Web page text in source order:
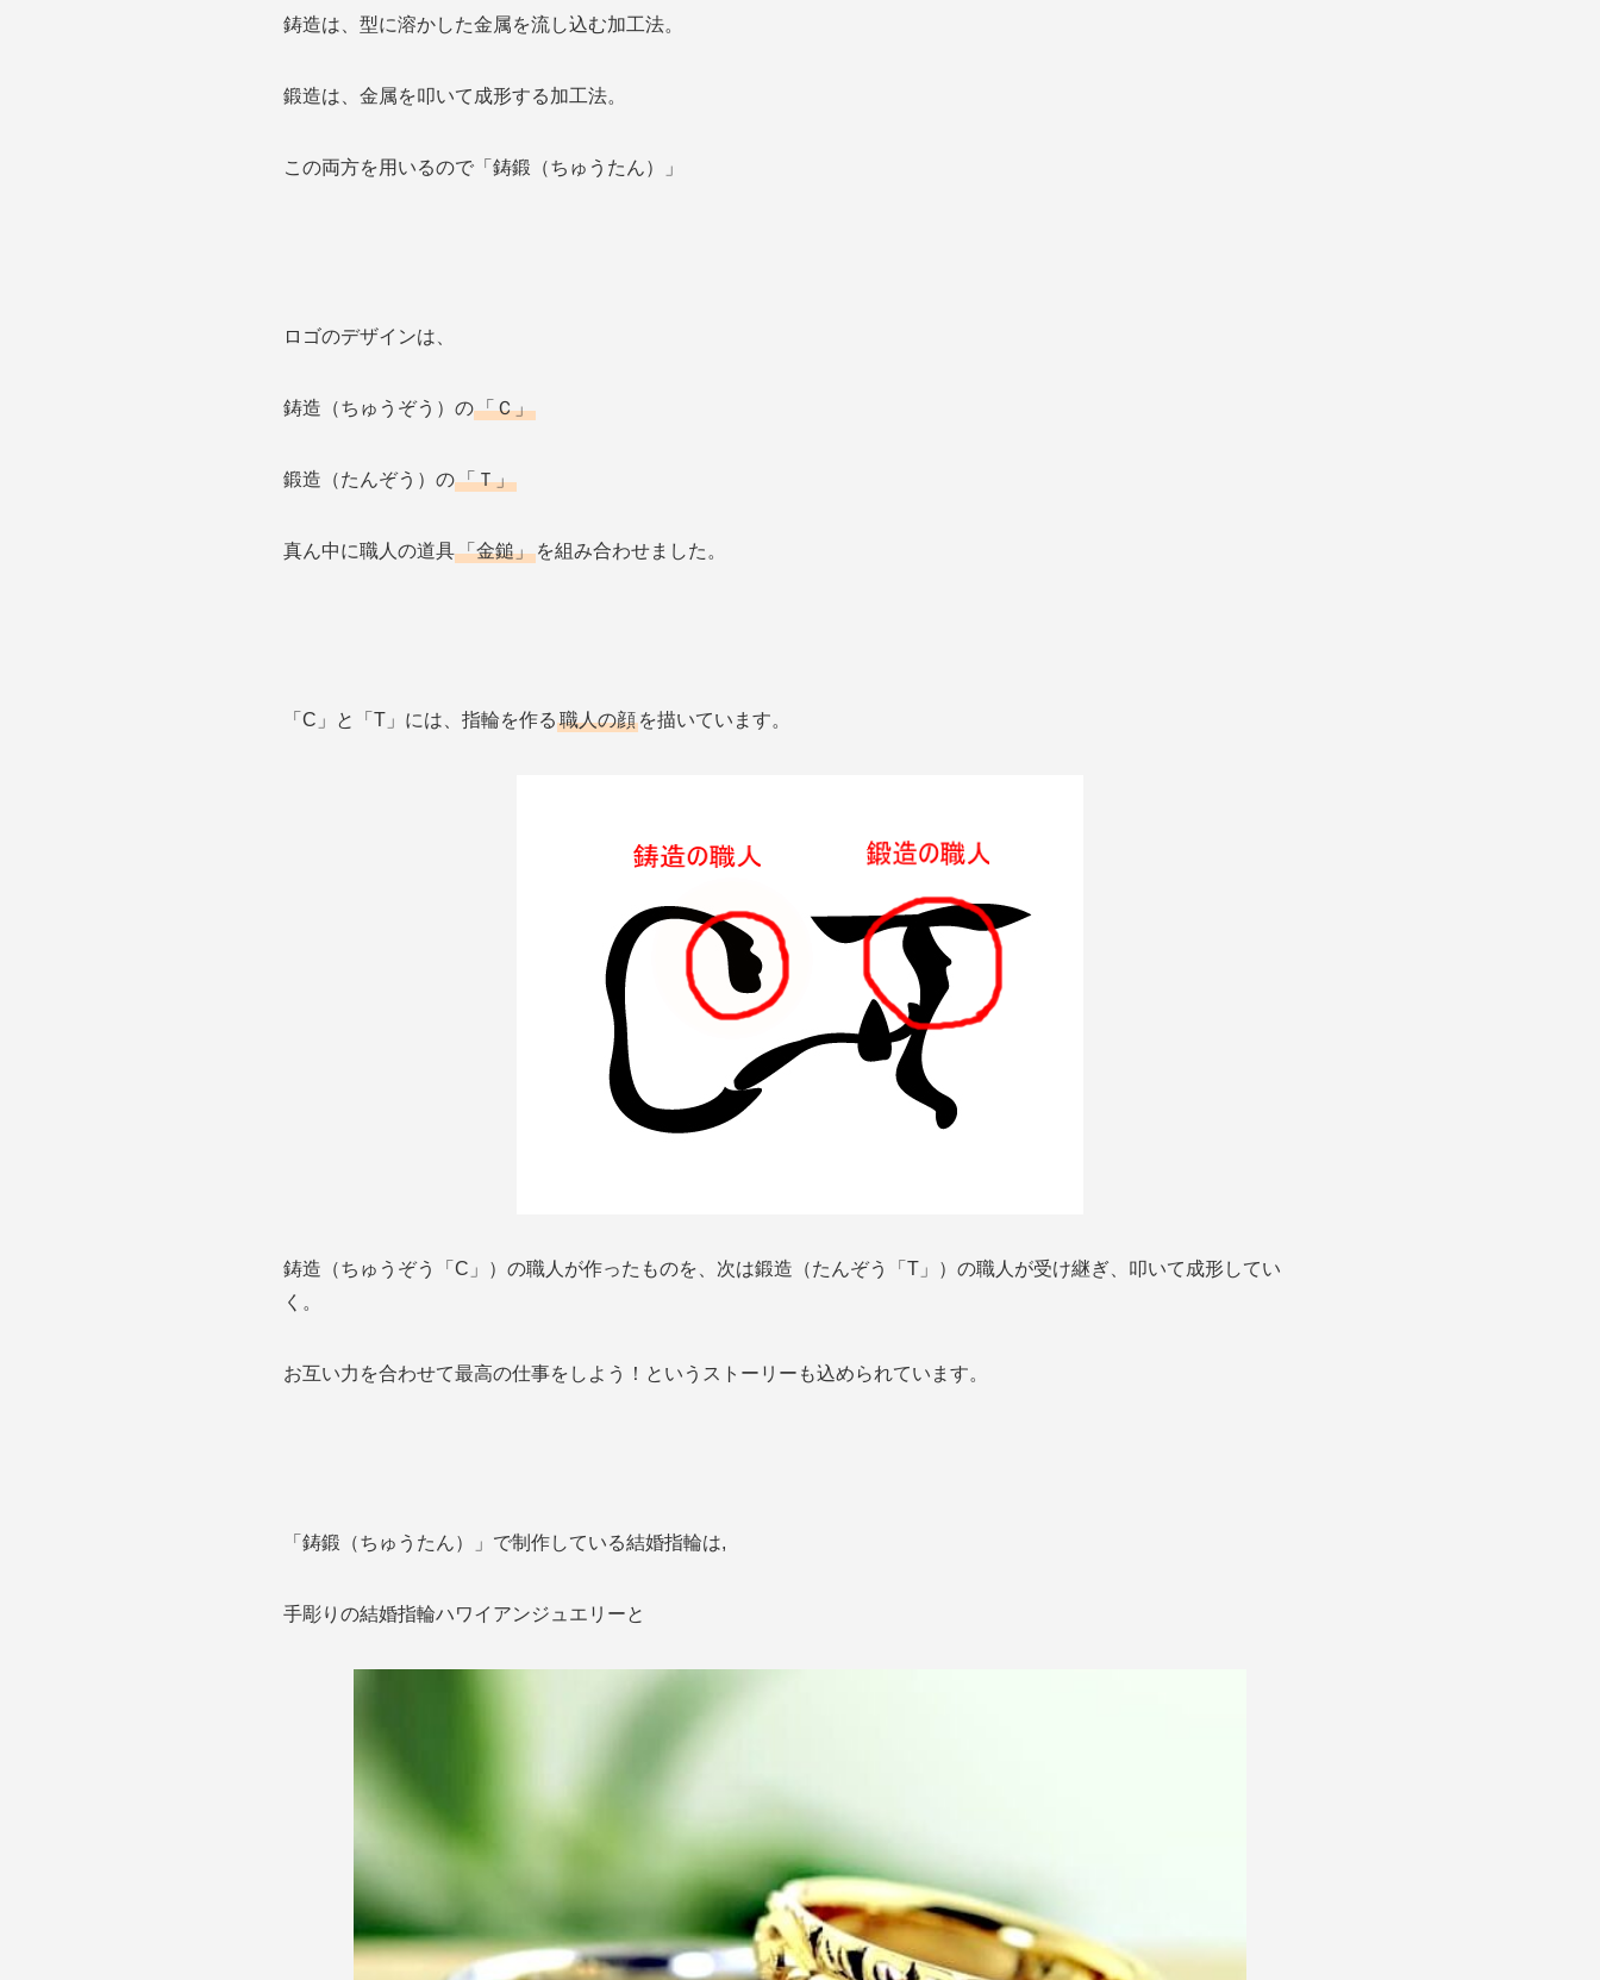
鋳造は、型に溶かした金属を流し込む加工法。
鍛造は、金属を叩いて成形する加工法。
この両方を用いるので「鋳鍛（ちゅうたん）」
ロゴのデザインは、
鋳造（ちゅうぞう）の「Ｃ」
鍛造（たんぞう）の「Ｔ」
真ん中に職人の道具「金鎚」 を組み合わせました。
「C」と「T」には、指輪を作る 職人の顔 を描いています。
鋳造（ちゅうぞう「C」）の職人が作ったものを、次は鍛造（たんぞう「T」）の職人が受け継ぎ、叩いて成形してい
く。
お互い力を合わせて最高の仕事をしよう！というストーリーも込められています。
「鋳鍛（ちゅうたん）」で制作している結婚指輪は,
手彫りの結婚指輪ハワイアンジュエリーと